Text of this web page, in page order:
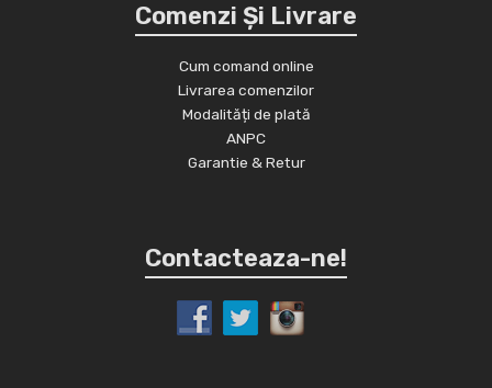
Comenzi Și Livrare
Cum comand online
Livrarea comenzilor
Modalități de plată
ANPC
Garantie & Retur
Contacteaza-ne!